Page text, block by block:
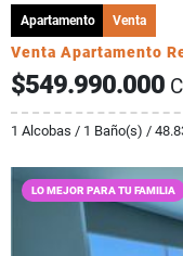
Apartamento Venta
Venta Apartamento
$549.990.000
1 Alcobas / 1 Baño(s) /
LO MEJOR PARA TU FAMILIA